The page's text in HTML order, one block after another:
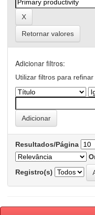
Retornar valores
Adicionar filtros:
Utilizar filtros para
Resultados/Página
Registro(s)